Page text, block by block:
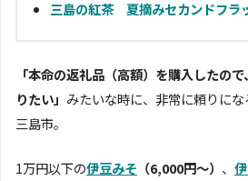
三島の紅茶 夏摘みセカンドフラ
「本命の返礼品（高額）を購入したの
りたい」 みたいな時に、非常に頼りに
三島市。
1万円以下の伊豆みそ （6,000円〜） 、